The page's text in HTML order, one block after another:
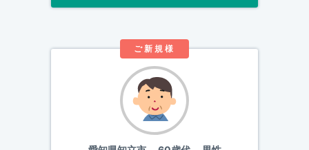
ご新規様